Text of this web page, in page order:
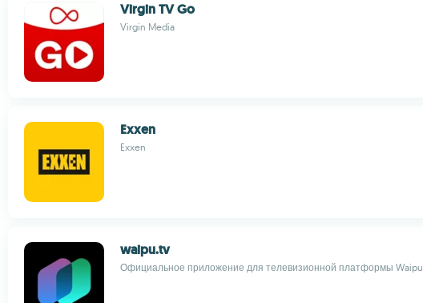
Virgin TV Go
Virgin Media
Exxen
Exxen
waipu.tv
Официальное приложение для телевизионной платформы Waipu